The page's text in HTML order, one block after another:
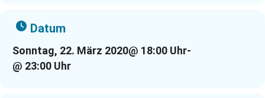
Datum
Sonntag, 22. März 2020@ 18:00 Uhr-
@ 23:00 Uhr